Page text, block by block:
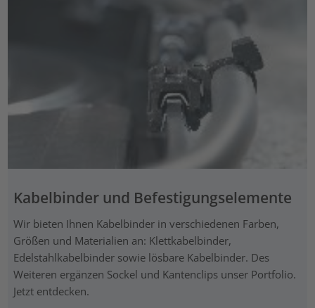
Kabelbinder und Befestigungselemente
Wir bieten Ihnen Kabelbinder in verschiedenen Farben,
Größen und Materialien an: Klettkabelbinder,
Edelstahlkabelbinder sowie lösbare Kabelbinder. Des
Weiteren ergänzen Sockel und Kantenclips unser Portfolio.
Jetzt entdecken.